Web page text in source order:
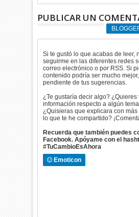
PUBLICAR UN
Si te gustó lo que acabas de leer,
seguirme en las diferentes redes
correo electrónico o por RSS. Si
contenido podría ser mucho
pendiente de tus sugerencias.
¿Te gustaría decir algo? ¿Quieres
información respecto a algún
¿Quisieras que explicara con
lo que te he compartido?
Recuerda que también puedes
Facebook. Apóyame con el
#TuCambioEsAhora
Emoticon